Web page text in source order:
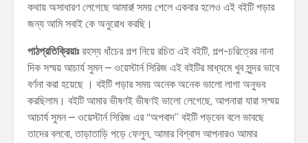
কথায় অসাধারণ লেগেছে আমার! সময় পেলে একবার হলেও এই বইটি পড়ার
জন্য আমি সবাই কে অনুরোধ করছি।
পাঠপ্রতিক্রিয়াঃরহস্য ধাঁচের গল্প নিয়ে রচিত এই বইটি, গল্প-চরিত্রের নানা
দিক সস্ময় আচার্য সুমন – ওয়েস্টার্ন সিরিজ এই বইটির মাধ্যমে খুব সুন্দর ভাবে
বর্ণনা করা হয়েছে । বইটি পড়ার সময় অনেক অনেক ভালো লাগা অনুভব
করছিলাম। বইটি আমার ভীষণই ভীষণই ভালো লেগেছে, আপনারা যারা সস্ময়
আচার্য সুমন – ওয়েস্টার্ন সিরিজ এর “অপবাদ” বইটি পড়বেন বলে ভাবছে
তাদের বলবো, তাড়াতাড়ি পড়ে ফেলুন, আমার বিশ্বাস আপনারও আমার